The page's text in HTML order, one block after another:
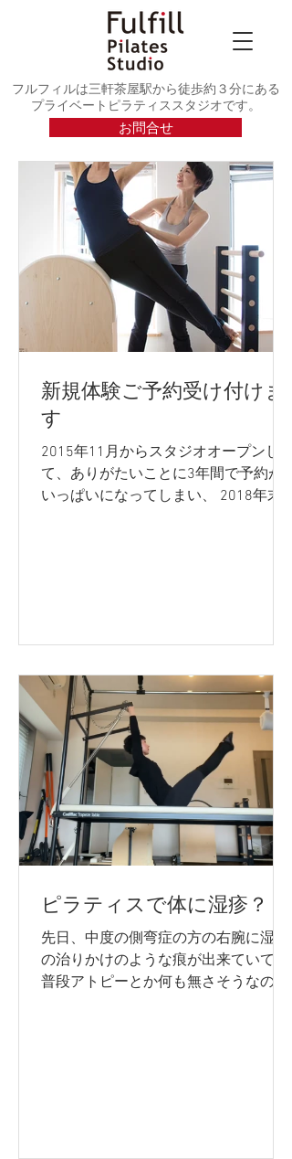
お問合せ
フルフィルは三軒茶屋駅から徒歩約３分にある
プライベートピラティススタジオです。
新規体験ご予約受け付けま
す
2015年11月からスタジオオープンし
て、ありがたいことに3年間で予約が
いっぱいになってしまい、 2018年末
ピラティスで体に湿疹？
先日、中度の側弯症の方の右腕に湿疹
の治りかけのような痕が出来ていて、
普段アトピーとか何も無さそうなのに